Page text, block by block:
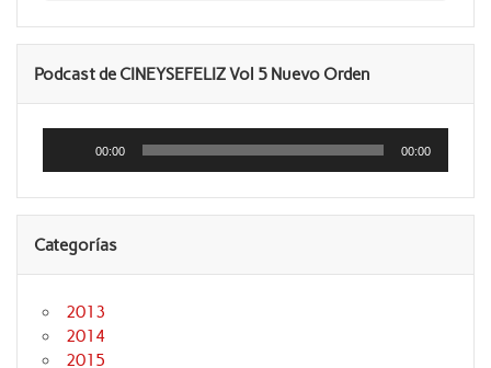
Podcast de CINEYSEFELIZ Vol 5 Nuevo Orden
audio
00:00 00:00
Categorías
2013
2014
2015